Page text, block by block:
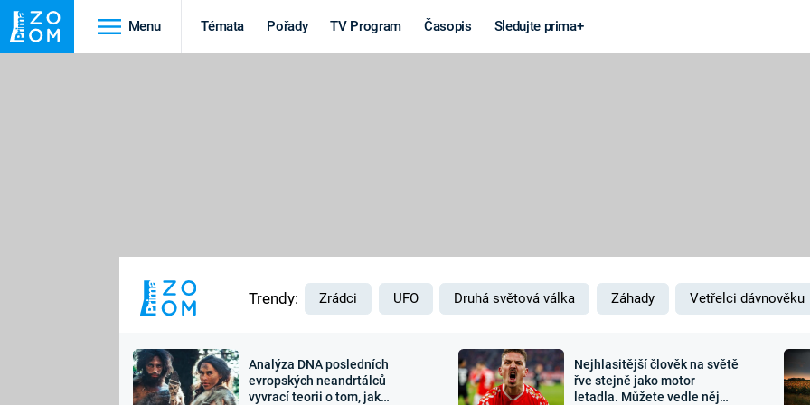
Menu Témata Pořady TV Program Časopis Sledujte prima+
MARS
Výročí
Záhady a
Trendy: Zrádci UFO Druhá světová válka Záhady Vetřelci dávnověku
Analýza DNA posledních
evropských neandrtálců
vyvrací teorii o tom, jak
Nejhlasitější člověk na světě
řve stejně jako motor
letadla. Můžete vedle něj